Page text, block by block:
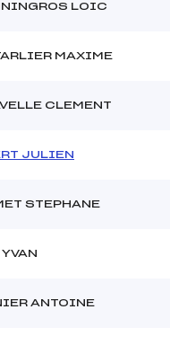
LOIC
MAXIME
CLEMENT
JULIEN
STEPHANE
ANTOINE